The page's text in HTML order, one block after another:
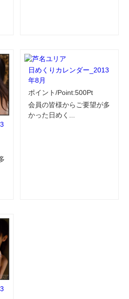
日めくりカレンダー_2013
年8月
ポイント/Point:500Pt
会員の皆様からご要望が多
かった日めく...